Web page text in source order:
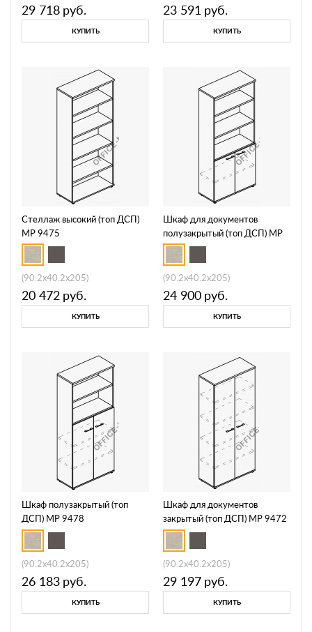
29 718 руб.
КУПИТЬ
23 591 руб.
КУПИТЬ
Стеллаж высокий (топ ДСП)
МР 9475
(90.2x40.2x205)
20 472 руб.
КУПИТЬ
Шкаф для документов
полузакрытый (топ ДСП) МР
9471
(90.2x40.2x205)
24 900 руб.
КУПИТЬ
Шкаф полузакрытый (топ
ДСП) МР 9478
(90.2x40.2x205)
26 183 руб.
КУПИТЬ
Шкаф для документов
закрытый (топ ДСП) МР 9472
(90.2x40.2x205)
29 197 руб.
КУПИТЬ